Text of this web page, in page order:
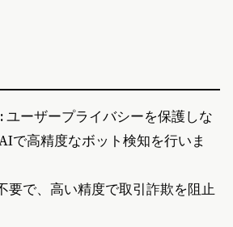
ユーザープライバシーを保護しな
で高精度なボット検知を行いま
要で、高い精度で取引詐欺を阻止